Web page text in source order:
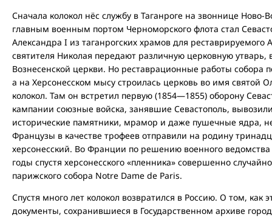
Сначала колокол нёс службу в Таганроге на звоннице Ново-
главным военным портом Черноморского флота стал
Александра I из таганрогских храмов для реставрируемого
святителя Николая передают различную церковную утварь,
Вознесенской церкви. Но реставрационные работы собора
а на Херсонесском мысу строилась церковь во имя святой
колокол. Там он встретил первую (1854—1855) оборону
кампании союзные войска, занявшие Севастополь,
исторические памятники, мрамор и даже пушечные ядра,
Французы в качестве трофеев отправили на родину
херсонесский. Во Франции по решению военного ведомства
годы спустя херсонесского «пленника» совершенно
парижского собора Notre Dame de Paris.
Спустя много лет колокол возвратился в Россию. О том, как
документы, сохранившиеся в Государственном архиве